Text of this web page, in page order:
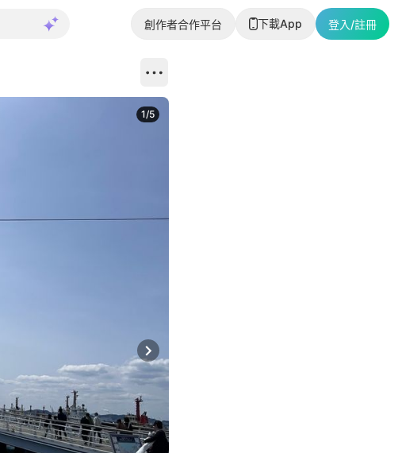
創作者合作平台 下載App 登入/註冊
Next slide
1/5